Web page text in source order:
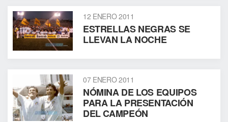
12 ENERO 2011
ESTRELLAS NEGRAS SE
LLEVAN LA NOCHE
07 ENERO 2011
NÓMINA DE LOS EQUIPOS
PARA LA PRESENTACIÓN
DEL CAMPEÓN